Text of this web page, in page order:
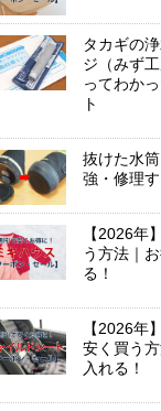
タカギの
ジ（みず
ってわか
ト
抜けた水
強・修理
【2026年
う方法｜
る！
【2026年
安く買う
入れる！